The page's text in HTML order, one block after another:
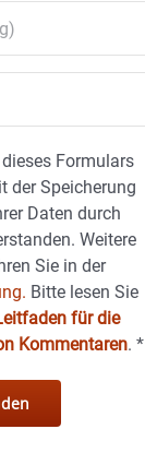
Formulars
der Speicherung
Daten durch
Weitere
Sie in der
Bitte lesen Sie
für die
Kommentaren.*